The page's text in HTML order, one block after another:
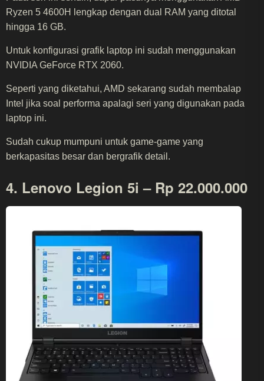
Ryzen 5 4600H lengkap dengan dual RAM yang ditotal
hingga 16 GB.
Untuk konfigurasi grafik laptop ini sudah menggunakan
NVIDIA GeForce RTX 2060.
Seperti yang diketahui, AMD sekarang sudah membalap
Intel jika soal performa apalagi seri yang digunakan pada
laptop ini.
Sudah cukup mumpuni untuk game-game yang
berkapasitas besar dan bergrafik detail.
4. Lenovo Legion 5i – Rp 22.000.000